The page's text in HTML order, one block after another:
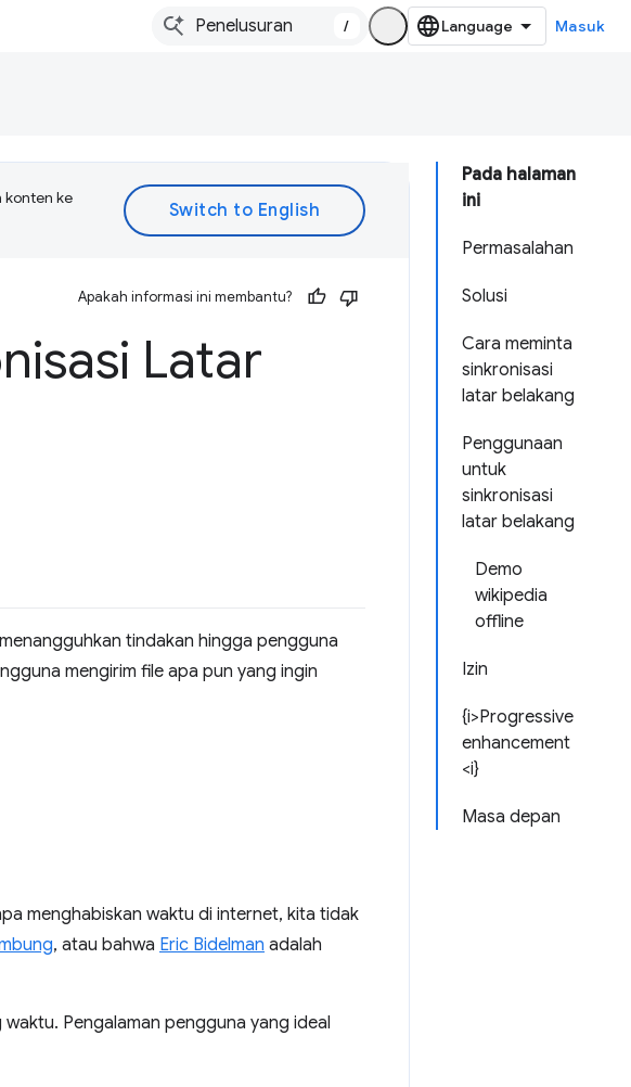
/ Masuk
Pada halaman
ini
Permasalahan
Solusi
Cara meminta
sinkronisasi
latar belakang
Penggunaan
untuk
sinkronisasi
latar belakang
Demo
wikipedia
offline
Izin
{i>Progressive
enhancement
<i}
Masa depan
konten ke
Apakah informasi ini membantu?
Latar
tindakan hingga pengguna
mengirim file apa pun yang ingin
menghabiskan waktu di internet, kita tidak
, atau bahwa Eric Bidelman adalah
Pengalaman pengguna yang ideal